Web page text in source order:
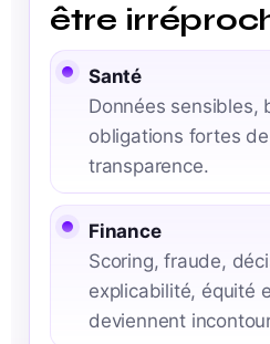
être
Santé
Données sensibles,
obligations fortes
transparence.
Finance
Scoring, fraude,
explicabilité, équité
deviennent